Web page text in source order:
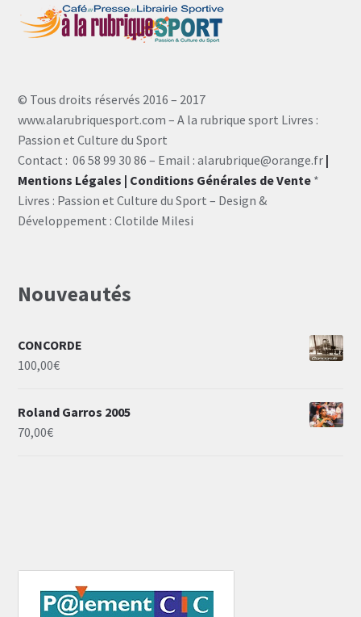
© Tous droits réservés 2016 – 2017
www.alarubriquesport.com – A la rubrique sport Livres :
Passion et Culture du Sport
Contact : 06 58 99 30 86 – Email : alarubrique@orange.fr |
Mentions Légales | Conditions Générales de Vente *
Livres : Passion et Culture du Sport – Design &
Développement : Clotilde Milesi
Nouveautés
CONCORDE
100,00€
Roland Garros 2005
70,00€